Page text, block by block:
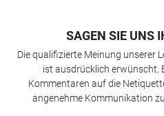
SAGEN SIE UNS
Die qualifizierte Meinung unserer
ist ausdrücklich erwünscht.
Kommentaren auf die
angenehme Kommunikation